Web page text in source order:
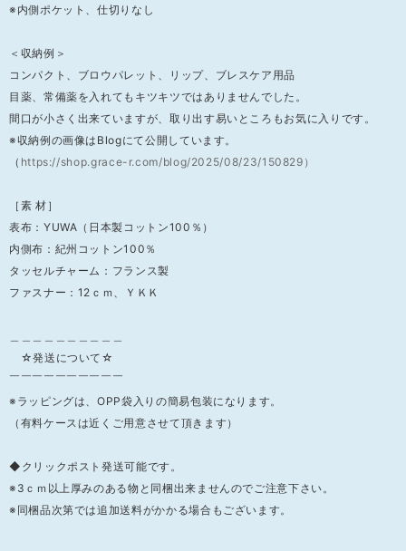
※内側ポケット、仕切りなし
＜収納例＞
コンパクト、ブロウパレット、リップ、ブレスケア用品
目薬、常備薬を入れてもキツキツではありませんでした。
間口が小さく出来ていますが、取り出す易いところもお気に入りです。
※収納例の画像はBlogにて公開しています。
（ https://shop.grace-r.com/blog/2025/08/23/150829）
［素 材］
表布：YUWA（日本製コットン100％）
内側布：紀州コットン100％
タッセルチャーム：フランス製
ファスナー：12ｃｍ、ＹＫＫ
☆発送について☆
￣￣￣￣￣￣￣￣￣￣
※ラッピングは、OPP袋入りの簡易包装になります。
（有料ケースは近くご用意させて頂きます）
◆クリックポスト発送可能です。
※3ｃｍ以上厚みのある物と同梱出来ませんのでご注意下さい。
※同梱品次第では追加送料がかかる場合もございます。